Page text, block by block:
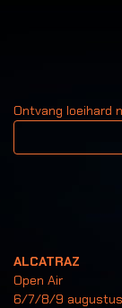
Ontvang loeihard
Uw email adres
ALCATRAZ
Open Air
6/7/8/9 augustus